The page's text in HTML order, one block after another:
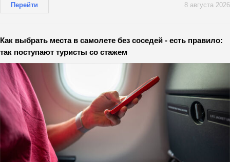
Перейти 8 августа 2026
Как выбрать места в самолете без соседей - есть правило:
так поступают туристы со стажем